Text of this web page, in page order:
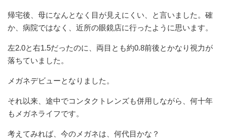
帰宅後、母になんとなく目が見えにくい、と言いました。確
か、病院ではなく、近所の眼鏡店に行ったように思います。
左2.0と右1.5だったのに、両目とも約0.8前後とかなり視力が
落ちていました。
メガネデビューとなりました。
それ以来、途中でコンタクトレンズも併用しながら、何十年
もメガネライフです。
考えてみれば、今のメガネは、何代目かな？